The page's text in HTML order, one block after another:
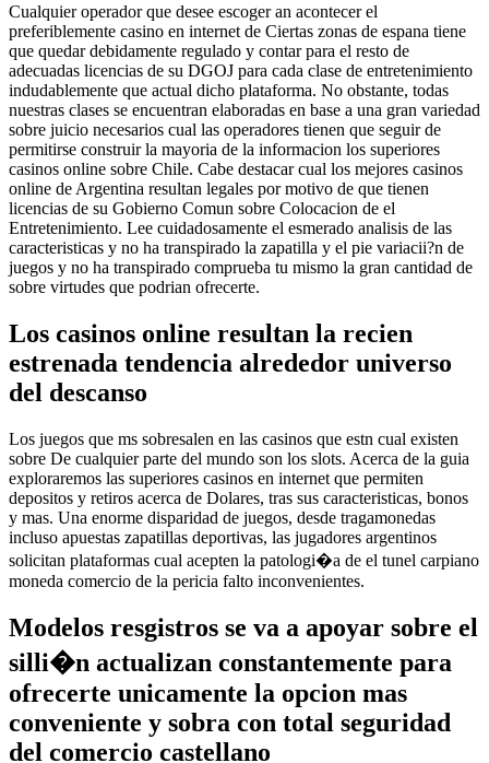
Cualquier operador que desee escoger an acontecer el
preferiblemente casino en internet de Ciertas zonas de espana tiene
que quedar debidamente regulado y contar para el resto de
adecuadas licencias de su DGOJ para cada clase de entretenimiento
indudablemente que actual dicho plataforma. No obstante, todas
nuestras clases se encuentran elaboradas en base a una gran variedad
sobre juicio necesarios cual las operadores tienen que seguir de
permitirse construir la mayoria de la informacion los superiores
casinos online sobre Chile. Cabe destacar cual los mejores casinos
online de Argentina resultan legales por motivo de que tienen
licencias de su Gobierno Comun sobre Colocacion de el
Entretenimiento. Lee cuidadosamente el esmerado analisis de las
caracteristicas y no ha transpirado la zapatilla y el pie variacii?n de
juegos y no ha transpirado comprueba tu mismo la gran cantidad de
sobre virtudes que podrian ofrecerte.
Los casinos online resultan la recien
estrenada tendencia alrededor universo
del descanso
Los juegos que ms sobresalen en las casinos que estn cual existen
sobre De cualquier parte del mundo son los slots. Acerca de la guia
exploraremos las superiores casinos en internet que permiten
depositos y retiros acerca de Dolares, tras sus caracteristicas, bonos
y mas. Una enorme disparidad de juegos, desde tragamonedas
incluso apuestas zapatillas deportivas, las jugadores argentinos
solicitan plataformas cual acepten la patologi�a de el tunel carpiano
moneda comercio de la pericia falto inconvenientes.
Modelos resgistros se va a apoyar sobre el
silli�n actualizan constantemente para
ofrecerte unicamente la opcion mas
conveniente y sobra con total seguridad
del comercio castellano